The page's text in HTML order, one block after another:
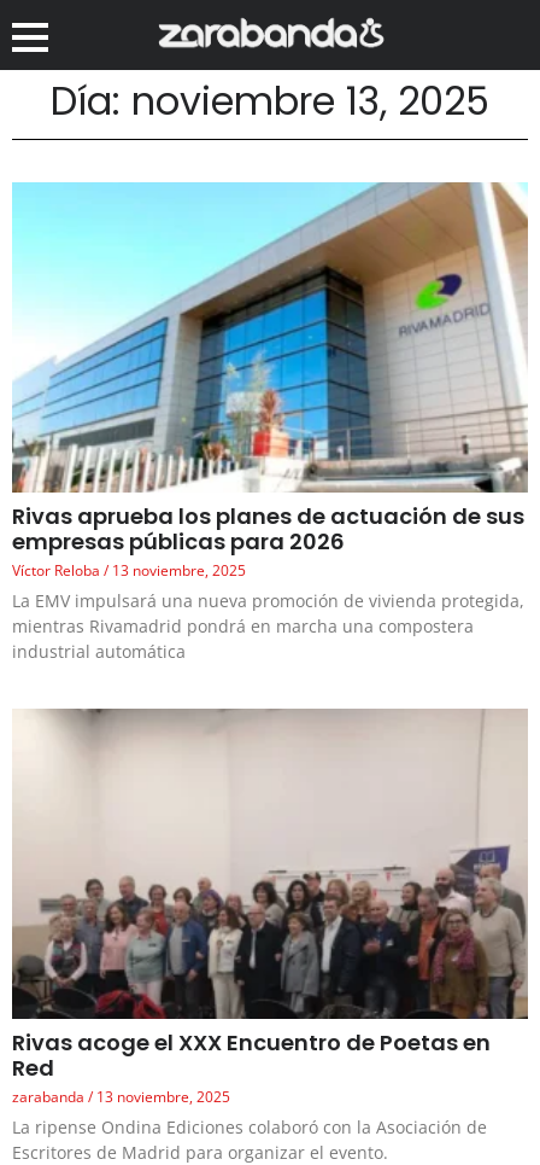
Día: noviembre 13, 2025
Rivas aprueba los planes de actuación de sus
empresas públicas para 2026
Víctor Reloba 13 noviembre, 2025
La EMV impulsará una nueva promoción de vivienda protegida,
mientras Rivamadrid pondrá en marcha una compostera
industrial automática
Rivas acoge el XXX Encuentro de Poetas en
Red
zarabanda 13 noviembre, 2025
La ripense Ondina Ediciones colaboró con la Asociación de
Escritores de Madrid para organizar el evento.